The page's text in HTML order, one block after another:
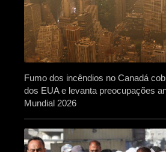
Fumo dos incêndios no Canadá
dos EUA e levanta preocupações
Mundial 2026